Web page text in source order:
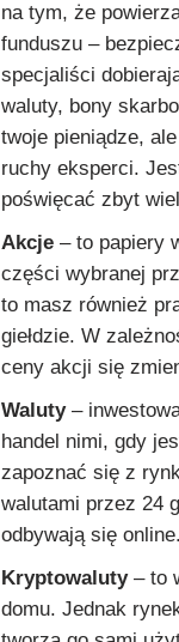
na tym, że
funduszu –
specjaliści
waluty, bony
twoje pieniądze,
ruchy eksperci.
poświęcać zbyt
Akcje – to papiery
części wybranej
to masz również
giełdzie. W
ceny akcji się
Waluty–
handel nimi, gdy
zapoznać się z
walutami przez 24
odbywają się
Kryptowaluty– to
domu. Jednak